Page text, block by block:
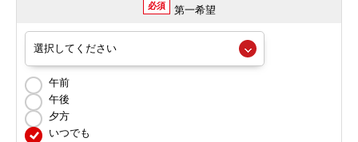
必須 第一希望
午前
午後
夕方
いつでも